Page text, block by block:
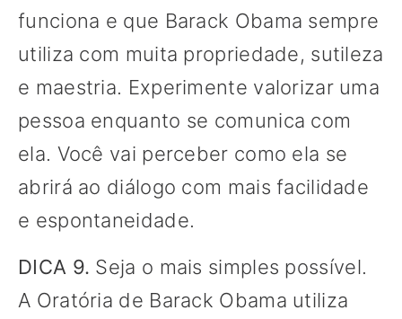
funciona e que Barack Obama sempre
utiliza com muita propriedade, sutileza
e maestria. Experimente valorizar uma
pessoa enquanto se comunica com
ela. Você vai perceber como ela se
abrirá ao diálogo com mais facilidade
e espontaneidade.
DICA 9. Seja o mais simples possível.
A Oratória de Barack Obama utiliza